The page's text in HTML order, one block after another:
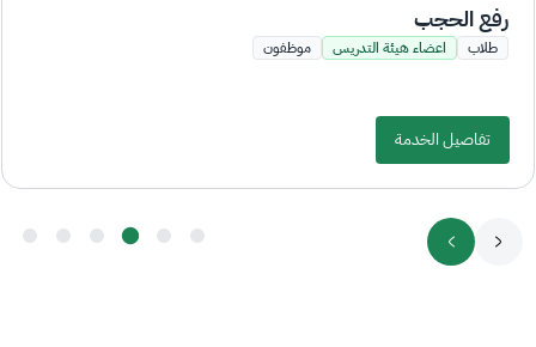
رفع الحجب
طلاب اعضاء هيئة التدريس موظفون
تفاصيل الخدمة